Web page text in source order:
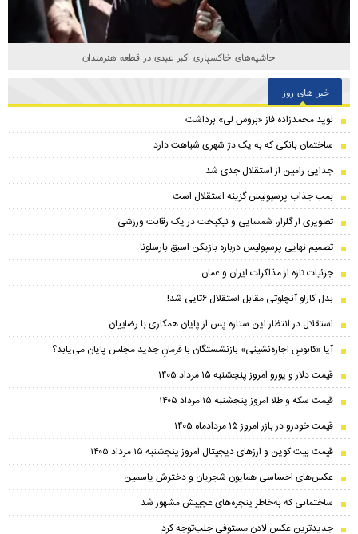
حاشیه‌های خاکسپاری اکبر عبدی در قطعه هنرمندان
خبر های روز
نوید محمدزاده فاز «بروس لی» برداشت
ساختمان بانکی که به یک دژ شهری شباهت دارد
جدایی رامین از استقلال جدی شد
بمب جذاب پرسپولیس گزینه استقلال است
تصویری از گلزار، شمسایی و نیکبخت در یک رقابت ورزشی
تصمیم نهایی پرسپولیس درباره بازیکن اسبق بارسلونا
جزئیات تازه از مذاکرات ایران و عمان
بدل کارلو آنچلوتی مقابل استقلال ۶تایی شد!
استقلال در انتظار این ستاره پس از پایان همکاری با رضاییان
آیا «کابوسِ اجاره‌نشینی» بازنشستگان با فرمانِ جدید مجلس پایان می‌یابد؟
قیمت دلار و یورو امروز پنجشنبه ۱۵ مرداد ۱۴۰۵
قیمت سکه و طلا امروز پنجشنبه ۱۵ مرداد ۱۴۰۵
قیمت خودرو در بازر امروز ۱۵ مردادماه ۱۴۰۵
قیمت بیت کوین و ارز‌های دیجیتال امروز پنجشنبه ۱۵ مرداد ۱۴۰۵
عکس‌های احساسی همایون شجریان و دخترش یاسمین
ساختمانی که به‌خاطر پنجره‌های عجیبش مشهور شد
جدیدترین عکس لادن مستوفی جلب‌توجه کرد